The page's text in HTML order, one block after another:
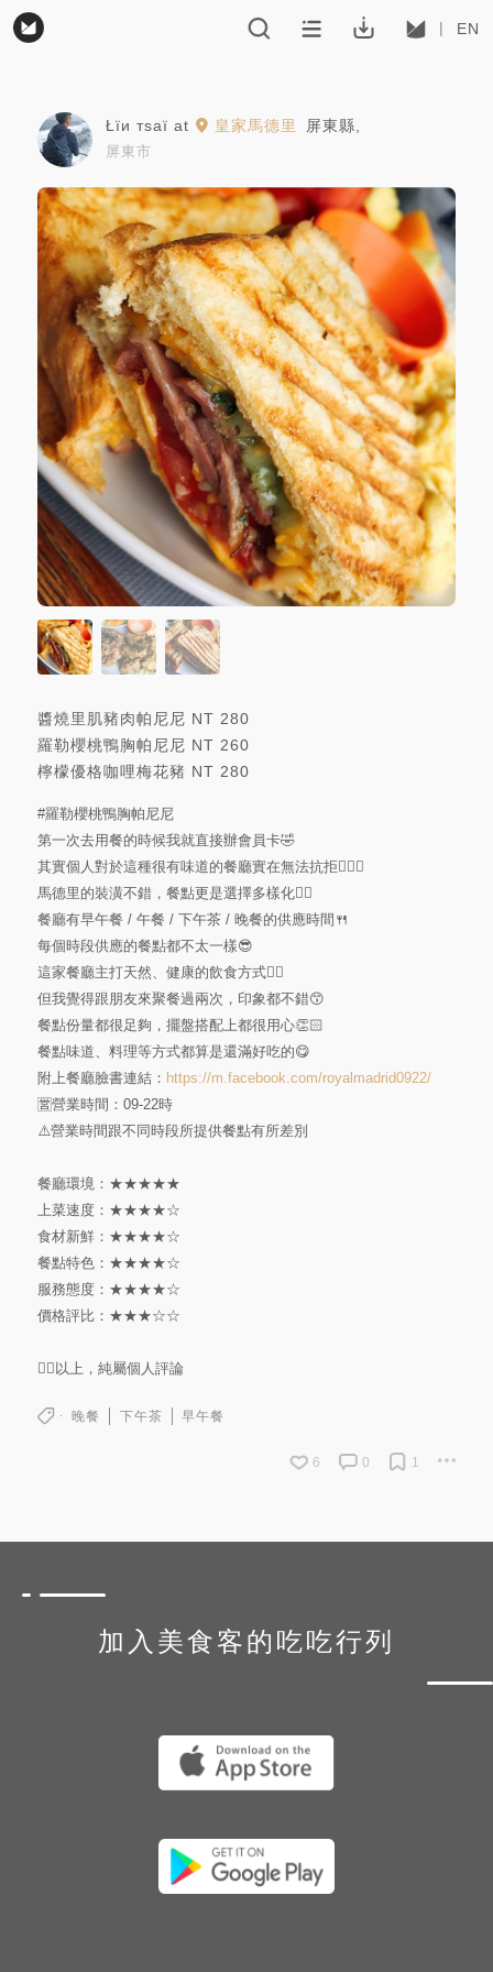
EN
Łїи тsaї at 皇家馬德里 屏東縣
屏東市
醬燒里肌豬肉帕尼尼 NT 280
羅勒櫻桃鴨胸帕尼尼 NT 260
檸檬優格咖哩梅花豬 NT 280
#羅勒櫻桃鴨胸帕尼尼
第一次去用餐的時候我就直接辦會員卡🤣
其實個人對於這種很有味道的餐廳實在無法抗拒🤦🏻‍♂️
馬德里的裝潢不錯，餐點更是選擇多樣化👌🏻
餐廳有早午餐 / 午餐 / 下午茶 / 晚餐的供應時間🍴
每個時段供應的餐點都不太一樣😎
這家餐廳主打天然、健康的飲食方式👈🏻
但我覺得跟朋友來聚餐過兩次，印象都不錯😙
餐點份量都很足夠，擺盤搭配上都很用心👏🏻
餐點味道、料理等方式都算是還滿好吃的😋
附上餐廳臉書連結： https://m.facebook.com/royalmadrid0922/
🈺️營業時間：09-22時
⚠️營業時間跟不同時段所提供餐點有所差別
餐廳環境：★★★★★
上菜速度：★★★★☆
食材新鮮：★★★★☆
餐點特色：★★★★☆
服務態度：★★★★☆
價格評比：★★★☆☆
👆🏻以上，純屬個人評論
晚餐 下午茶 早午餐
6 0 1
加入美食客的吃吃行列